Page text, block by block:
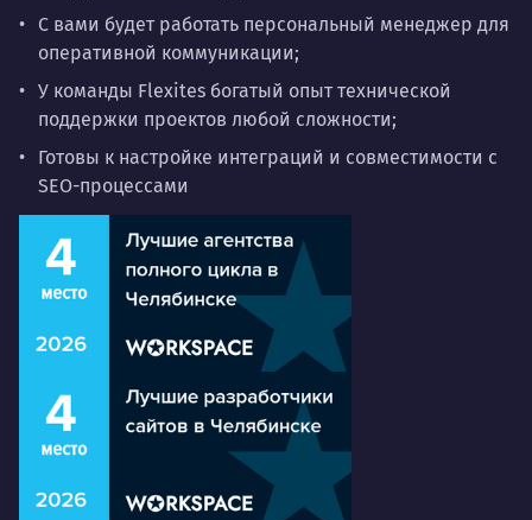
С вами будет работать персональный менеджер для
оперативной коммуникации;
У команды Flexites богатый опыттехнической
поддержки проектов любой сложности;
Готовы к настройке интеграций и совместимости с
SEO-процессами